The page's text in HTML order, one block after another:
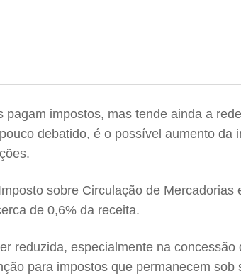
impostos, mas tende ainda a
debatido, é o possível aumento da
sobre Circulação de
de 0,6% da receita.
reduzida, especialmente na
para impostos que permanecem sob